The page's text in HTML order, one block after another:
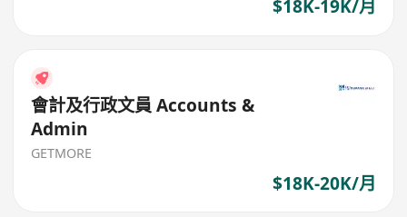
$18K-19K/月
會計及行政文員 Accounts &
Admin
GETMORE
$18K-20K/月